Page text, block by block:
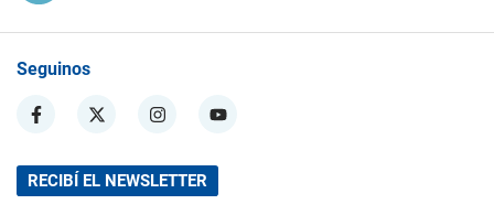
Seguinos
RECIBÍ EL NEWSLETTER